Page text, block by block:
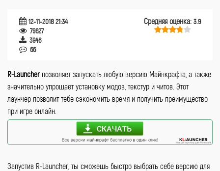
12-11-2018 21:34
79627
3946
66
Средняя оценка: 3.9
R-Launcherпозволяет запускать любую версию Майнкрафта, а также
значительно упрощает установку модов, текстур и читов. Этот
лаунчер позволит тебе сэкономить время и получить преимущество
при игре онлайн.
Запустив R-Launcher, ты сможешь быстро выбрать себе версию для